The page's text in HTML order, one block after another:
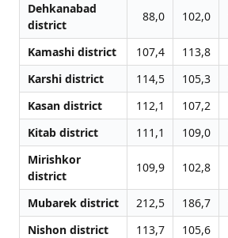
Dehkanabad
district
88,0 102,0
Kamashi district 107,4 113,8
Karshi district
114,5 105,3
Kasan district
112,1 107,2
Kitab district
111,1 109,0
Mirishkor
district
109,9 102,8
Mubarek district 212,5 186,7
Nishon district
113,7 105,6